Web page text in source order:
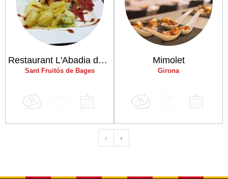
Restaurant L'Abadia del Pont Vell
Sant Fruitós de Bages
Mimolet
Girona
‹ ›